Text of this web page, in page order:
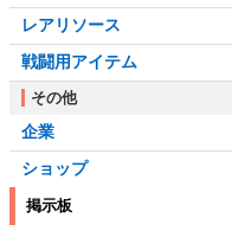
レアリソース
戦闘用アイテム
その他
企業
ショップ
掲示板